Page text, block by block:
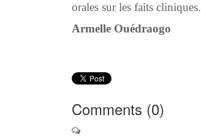
orales sur les faits cliniques.
Armelle Ouédraogo
Comments (0)